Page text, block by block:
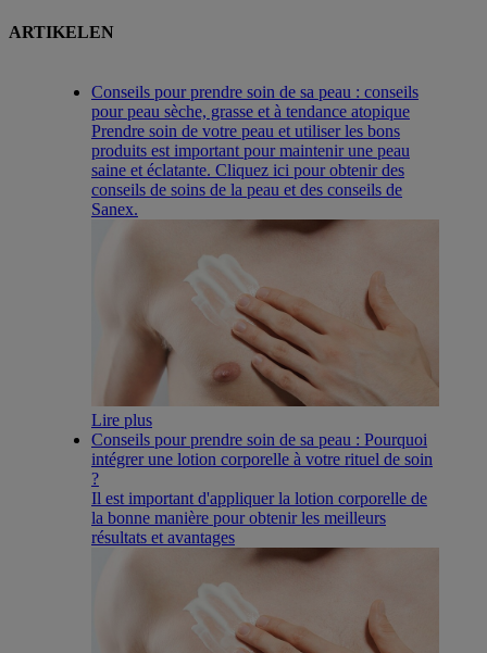
ARTIKELEN
Conseils pour prendre soin de sa peau : conseils
pour peau sèche, grasse et à tendance atopique
Prendre soin de votre peau et utiliser les bons
produits est important pour maintenir une peau
saine et éclatante. Cliquez ici pour obtenir des
conseils de soins de la peau et des conseils de
Sanex.
Lire plus
Conseils pour prendre soin de sa peau : Pourquoi
intégrer une lotion corporelle à votre rituel de soin
?
Il est important d'appliquer la lotion corporelle de
la bonne manière pour obtenir les meilleurs
résultats et avantages